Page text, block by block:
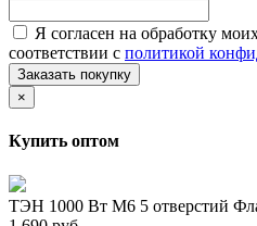
Я согласен на обработку
соответствии с политикой
Заказать покупку
×
Купить оптом
ТЭН 1000 Вт M6 5 отверстий